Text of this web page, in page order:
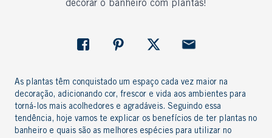
decorar o banheiro com plantas!
As plantas têm conquistado um espaço cada vez maior na
decoração, adicionando cor, frescor e vida aos ambientes para
torná-los mais acolhedores e agradáveis. Seguindo essa
tendência, hoje vamos te explicar os benefícios de ter plantas no
banheiro e quais são as melhores espécies para utilizar no